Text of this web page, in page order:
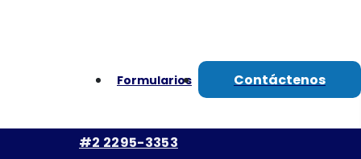
Formularios Contáctenos
Plataforma de Servicios:
#1 2295-3350
#2 2295-3353